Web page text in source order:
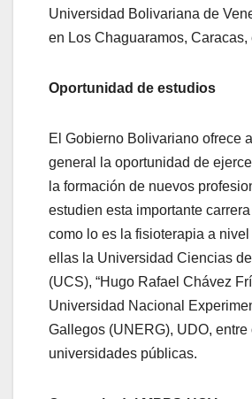
Universidad Bolivariana de
en Los Chaguaramos, Caracas,
Oportunidad de estudios
El Gobierno Bolivariano ofrece
general la oportunidad de
la formación de nuevos
estudien esta importante
como lo es la fisioterapia a
ellas la Universidad Ciencias
(UCS), “Hugo Rafael Chávez
Universidad Nacional
Gallegos (UNERG), UDO, entre
universidades públicas.